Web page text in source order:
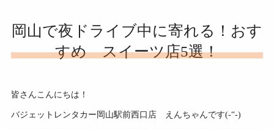
岡山で夜ドライブ中に寄れる！おす
すめ スイーツ店5選！
皆さんこんにちは！
バジェットレンタカー岡山駅前西口店 えんちゃんです(-“-)